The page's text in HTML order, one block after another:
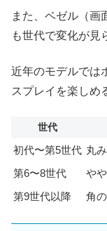
また、ベゼル（画
も世代で変化が見
近年のモデルでは
スプレイを楽しめ
世代
初代〜第5世代 丸
第6〜8世代
や
第9世代以降
角